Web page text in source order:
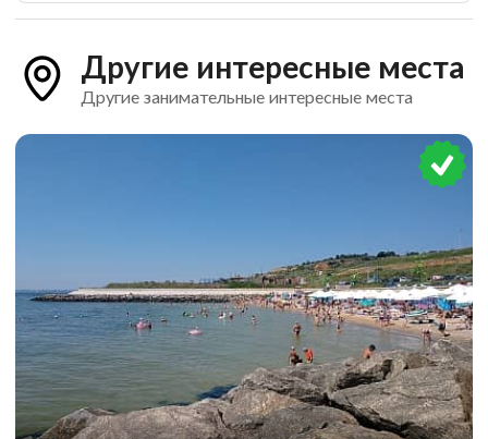
Другие интересные места
Другие занимательные интересные места